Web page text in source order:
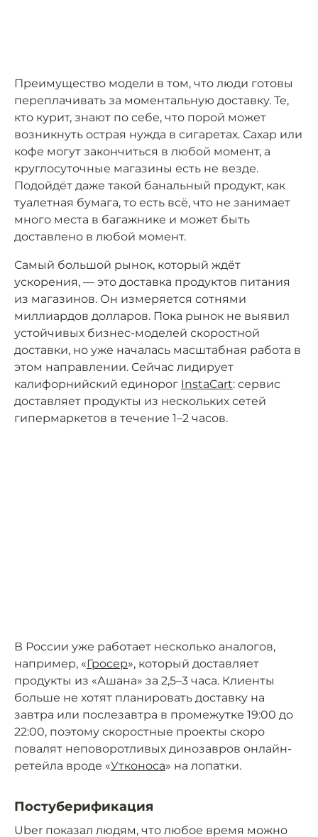
Преимущество модели в том, что люди готовы
переплачивать за моментальную доставку. Те,
кто курит, знают по себе, что порой может
возникнуть острая нужда в сигаретах. Сахар или
кофе могут закончиться в любой момент, а
круглосуточные магазины есть не везде.
Подойдёт даже такой банальный продукт, как
туалетная бумага, то есть всё, что не занимает
много места в багажнике и может быть
доставлено в любой момент.
Самый большой рынок, который ждёт
ускорения, — это доставка продуктов питания
из магазинов. Он измеряется сотнями
миллиардов долларов. Пока рынок не выявил
устойчивых бизнес-моделей скоростной
доставки, но уже началась масштабная работа в
этом направлении. Сейчас лидирует
калифорнийский единорог InstaСart: сервис
доставляет продукты из нескольких сетей
гипермаркетов в течение 1–2 часов.
В России уже работает несколько аналогов,
например, «Гросер», который доставляет
продукты из «Ашана» за 2,5–3 часа. Клиенты
больше не хотят планировать доставку на
завтра или послезавтра в промежутке 19:00 до
22:00, поэтому скоростные проекты скоро
повалят неповоротливых динозавров онлайн-
ретейла вроде «Утконоса» на лопатки.
Постуберификация
Uber показал людям, что любое время можно